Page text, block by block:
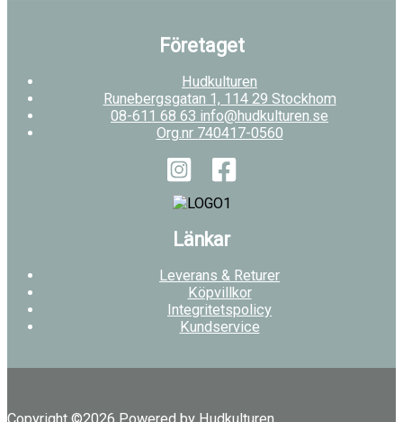
Företaget
Hudkulturen
Runebergsgatan 1, 114 29 Stockhom
08-611 68 63 info@hudkulturen.se
Org.nr 740417-0560
Länkar
Leverans & Returer
Köpvillkor
Integritetspolicy
Kundservice